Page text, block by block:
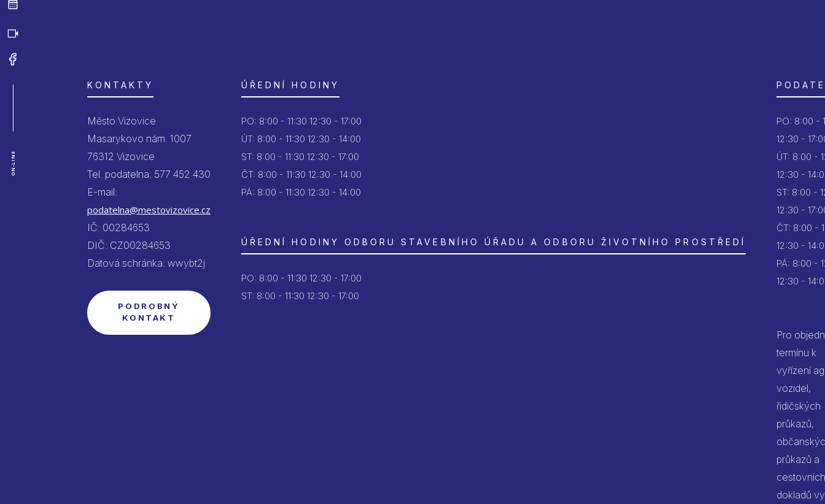
ON-LINE
KONTAKTY
Město Vizovice
Masarykovo nám. 1007
76312 Vizovice
Tel. podatelna: 577 452 430
E-mail:
podatelna@mestovizovice.cz
IČ: 00284653
DIČ: CZ00284653
Datová schránka: wwybt2j
PODROBNÝ
KONTAKT
ÚŘEDNÍ HODINY
PO: 8:00 - 11:30 12:30 - 17:00
ÚT: 8:00 - 11:30 12:30 - 14:00
ST: 8:00 - 11:30 12:30 - 17:00
ČT: 8:00 - 11:30 12:30 - 14:00
PÁ: 8:00 - 11:30 12:30 - 14:00
ÚŘEDNÍ HODINY ODBORU STAVEBNÍHO ÚŘADU A ODBORU ŽIVOTNÍHO PROSTŘEDÍ
PO: 8:00 - 11:30 12:30 - 17:00
ST: 8:00 - 11:30 12:30 - 17:00
PO: 8:00 -
12:30 -
ÚT: 8:00 -
12:30 -
ST: 8:00 -
12:30 -
ČT: 8:00 -
12:30 -
PÁ: 8:00 -
12:30 -
Pro
termínu k
vyřízení
vozidel,
řidičských
průkazů,
průkazů a
cestovních
dokladů